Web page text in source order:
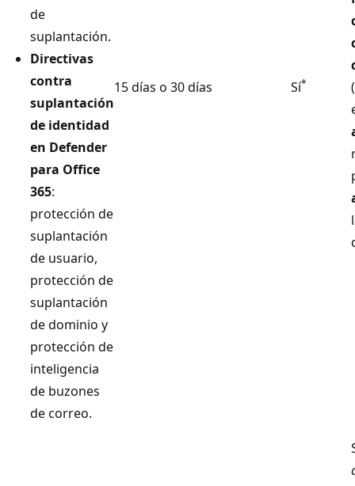
de
suplantación.
Directivas
contra
suplantación
de identidad
en Defender
para Office
365:
protección de
suplantación
de usuario,
protección de
suplantación
de dominio y
protección de
inteligencia
de buzones
de correo.
15 días o 30 días Sí*
(